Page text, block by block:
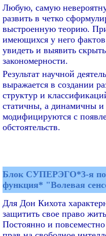
Любую, самую
развить в четко
выстроенную теорию.
имеющихся у него
увидеть и выявить
закономерности.
Результат научной
выражается в создании
структур и
статичны, а динамичны и
модифицируются с
обстоятельств.
Блок СУПЕРЭГО*3-я
функция* "Волевая
Для Дон Кихота
защитить свое право
Постоянно и